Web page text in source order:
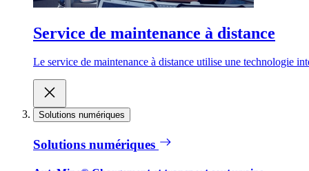
Service de maintenance à distance
Le service de maintenance à distance utilise une technologie
Solutions numériques
Solutions numériques